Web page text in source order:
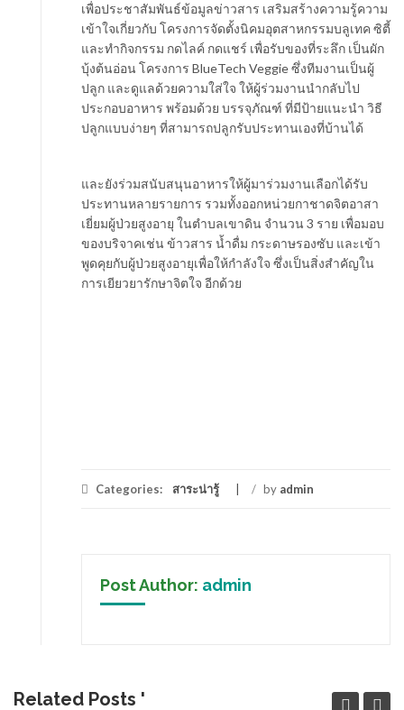
เพื่อประชาสัมพันธ์ข้อมูลข่าวสาร เสริมสร้างความรู้ความ
เข้าใจเกี่ยวกับ โครงการจัดตั้งนิคมอุตสาหกรรมบลูเทค ซิตี้
และทำกิจกรรม กดไลค์ กดแชร์ เพื่อรับของที่ระลึก เป็นผัก
บุ้งต้นอ่อน โครงการ ​BlueTech Veggie ซึ่งทีมงานเป็นผู้
ปลูก และดูแลด้วยความใส่ใจ ให้ผู้ร่วมงานนำกลับไป
ประกอบอาหาร พร้อมด้วย บรรจุภัณฑ์ ที่​มีป้ายแนะนำ วิธี
ปลูกแบบง่ายๆ​ ที่สามารถปลูกรับประทานเองที่บ้านได้
และยังร่วมสนับสนุนอาหารให้ผู้มาร่วมงานเลือกได้รับ
ประทานหลายรายการ รวมทั้งออกหน่วยกาชาดจิตอาสา
เยี่ยมผู้ป่วยสูงอายุ ในตำบลเขาดิน จำนวน 3 ราย เพื่อมอบ
ของบริจาคเช่น ข้าวสาร น้ำดื่ม กระดาษรองซับ และเข้า
พูดคุยกับผู้ป่วยสูงอายุเพื่อให้กำลังใจ​ ซึ่งเป็นสิ่งสำคัญใน
การเยียวยารักษาจิตใจ อีกด้วย
Categories: สาระน่ารู้ / by admin
Post Author: admin
Related Posts '